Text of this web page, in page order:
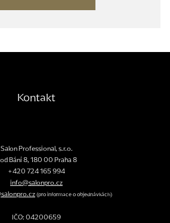
Kontakt
Salon Professional, s.r.o.
Bání 8,180 00Praha 8
+420 724 165 994
info@salonpro.cz
(pro informace o objednávkách)
IČO: 04200659